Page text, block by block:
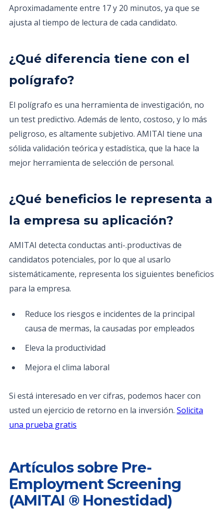
Aproximadamente entre 17 y 20 minutos, ya que se
ajusta al tiempo de lectura de cada candidato.
¿Qué diferencia tiene con el
polígrafo?
El polígrafo es una herramienta de investigación, no
un test predictivo. Además de lento, costoso, y lo más
peligroso, es altamente subjetivo. AMITAI tiene una
sólida validación teórica y estadística, que la hace la
mejor herramienta de selección de personal.
¿Qué beneficios le representa a
la empresa su aplicación?
AMITAI detecta conductas anti-.productivas de
candidatos potenciales, por lo que al usarlo
sistemáticamente, representa los siguientes beneficios
para la empresa.
Reduce los riesgos e incidentes de la principal
causa de mermas, la causadas por empleados
Eleva la productividad
Mejora el clima laboral
Si está interesado en ver cifras, podemos hacer con
usted un ejercicio de retorno en la inversión. Solicita
una prueba gratis
Artículos sobre Pre-
Employment Screening
(AMITAI ® Honestidad)